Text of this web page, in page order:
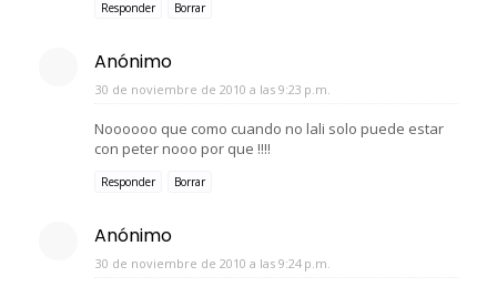
Responder Borrar
Anónimo
30 de noviembre de 2010 a las 9:23 p.m.
Noooooo que como cuando no lali solo puede estar
con peter nooo por que !!!!
Responder Borrar
Anónimo
30 de noviembre de 2010 a las 9:24 p.m.